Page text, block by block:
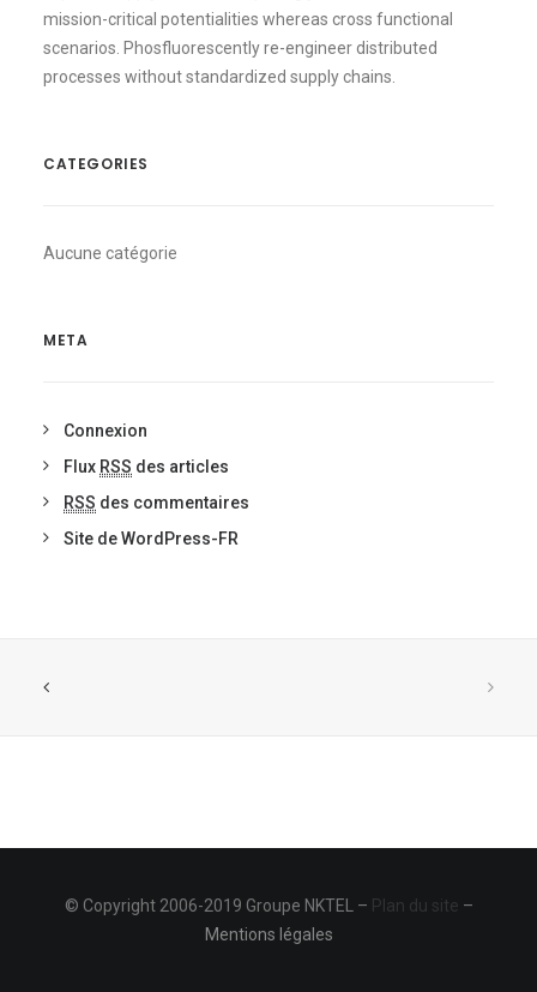
mission-critical potentialities whereas cross functional
scenarios. Phosfluorescently re-engineer distributed
processes without standardized supply chains.
CATEGORIES
Aucune catégorie
META
Connexion
Flux RSS des articles
RSS des commentaires
Site de WordPress-FR
© Copyright 2006-2019 Groupe NKTEL – Plan du site –
Mentions légales